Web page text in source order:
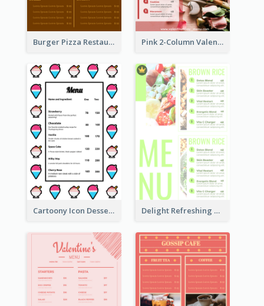
Burger Pizza Restaurant Menu Design Ideas Pink 2-Column Valentine's Day Menu For Tea
Cartoony Icon Dessert Menu Design Ideas Delight Refreshing Green Menu Design Idea